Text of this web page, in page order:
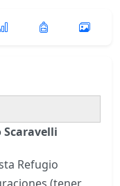
Scaravelli
Refugio